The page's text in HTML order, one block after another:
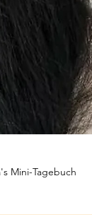
Mini-Tagebuch